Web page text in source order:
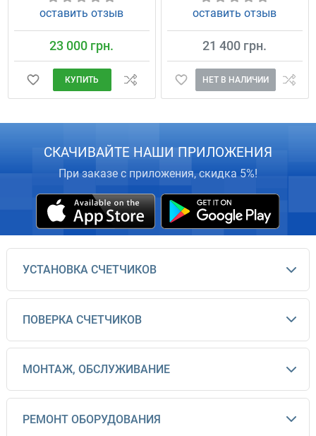
оставить отзыв
23 000 грн.
КУПИТЬ
оставить отзыв
21 400 грн.
НЕТ В НАЛИЧИИ
СКАЧИВАЙТЕ НАШИ ПРИЛОЖЕНИЯ
При заказе с приложения, скидка 5%!
УСТАНОВКА СЧЕТЧИКОВ
ПОВЕРКА СЧЕТЧИКОВ
МОНТАЖ, ОБСЛУЖИВАНИЕ
РЕМОНТ ОБОРУДОВАНИЯ